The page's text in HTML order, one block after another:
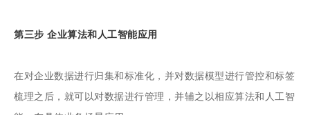
第三步 企业算法和人工智能应用
在对企业数据进行归集和标准化，并对数据模型进行管控和标签
梳理之后，就可以对数据进行管理，并辅之以相应算法和人工智